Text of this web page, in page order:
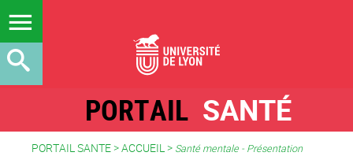
PORTAIL SANTÉ
PORTAIL SANTE>ACCUEIL> Santé mentale - Présentation